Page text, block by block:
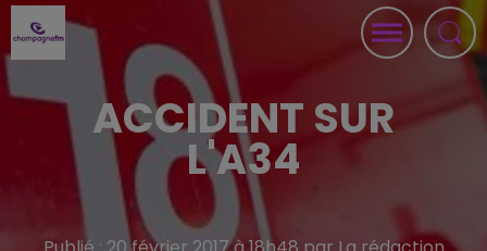
ACCIDENT SUR
L'A34